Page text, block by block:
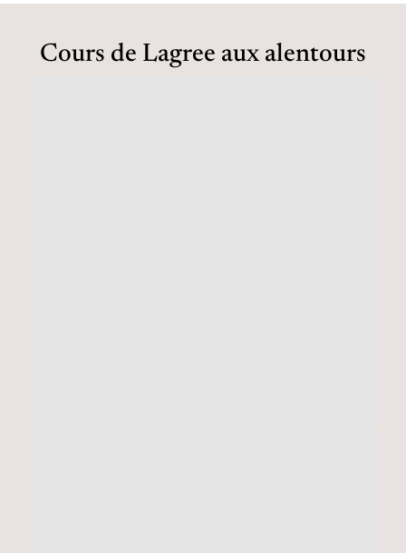
Cours de Lagree aux alentours